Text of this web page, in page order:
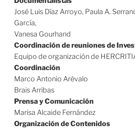
José Luis Díaz Arroyo, Paula A.
García,
Vanesa Gourhand
Coordinación de reuniones de
Equipo de organización de
Coordinación
Marco Antonio Arévalo
Brais Arribas
Prensa y Comunicación
Marisa Alcaide Fernández
Organización de Contenidos